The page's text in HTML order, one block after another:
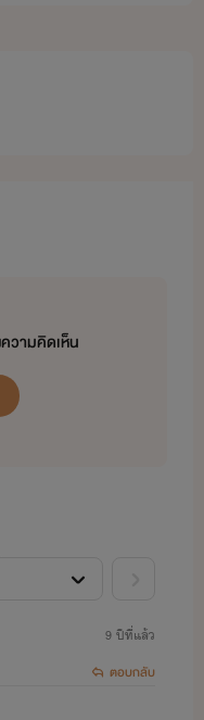
วามคิดเห็น
9 ปีที่แล้ว
ตอบกลับ